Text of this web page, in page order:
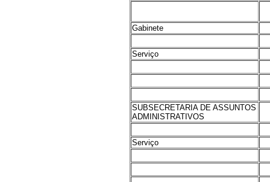
Gabinete
Serviço
SUBSECRETARIA DE ASSUNTOS
ADMINISTRATIVOS
Serviço